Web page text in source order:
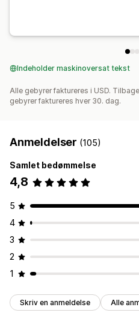
Indeholder maskinoversat tekst
Alle gebyrer faktureres i USD.
gebyrer faktureres hver 30. dag.
Anmeldelser (105)
Samlet bedømmelse
4,8
5
4
3
2
1
Skriv en anmeldelse Alle